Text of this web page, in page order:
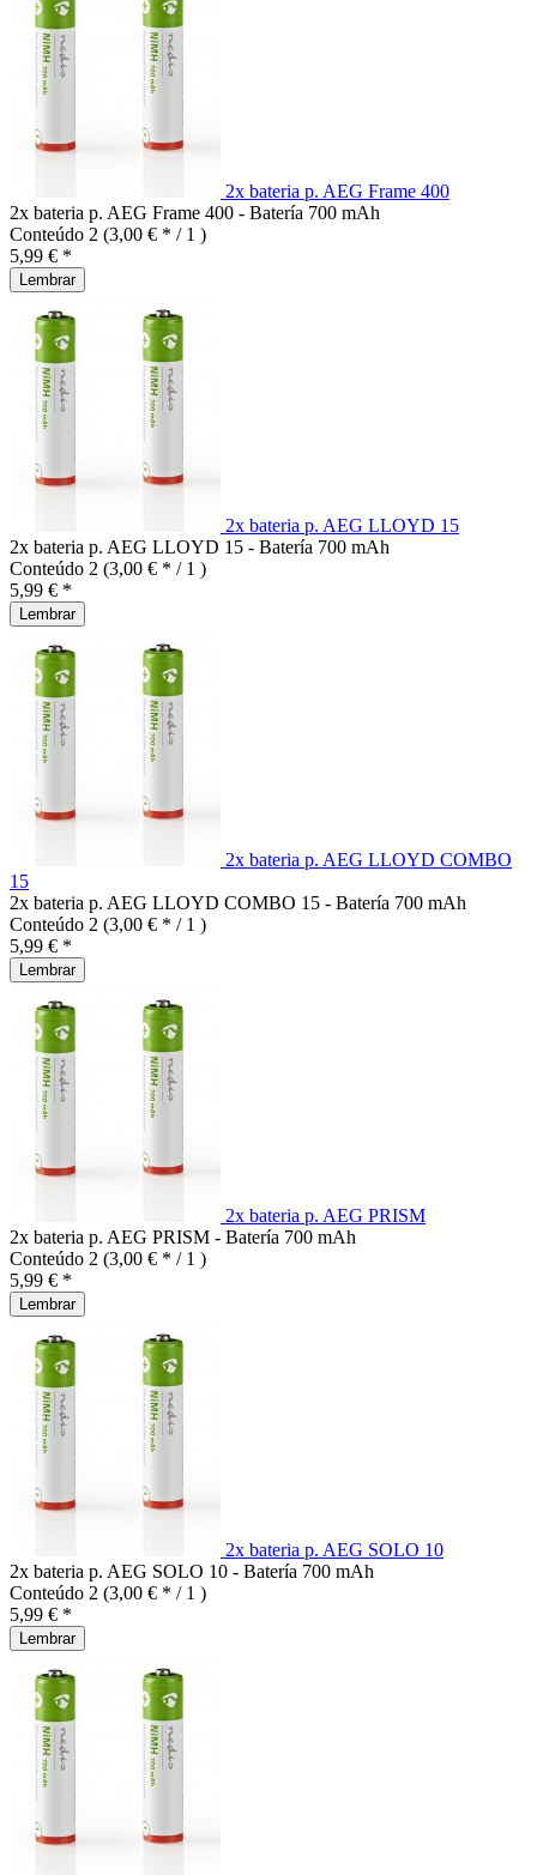
2x bateria p. AEG Frame 400
2x bateria p. AEG Frame 400 - Batería 700 mAh
Conteúdo 2 (3,00 € * / 1 )
5,99 € *
Lembrar
2x bateria p. AEG LLOYD 15
2x bateria p. AEG LLOYD 15 - Batería 700 mAh
Conteúdo 2 (3,00 € * / 1 )
5,99 € *
Lembrar
2x bateria p. AEG LLOYD COMBO
15
2x bateria p. AEG LLOYD COMBO 15 - Batería 700 mAh
Conteúdo 2 (3,00 € * / 1 )
5,99 € *
Lembrar
2x bateria p. AEG PRISM
2x bateria p. AEG PRISM - Batería 700 mAh
Conteúdo 2 (3,00 € * / 1 )
5,99 € *
Lembrar
2x bateria p. AEG SOLO 10
2x bateria p. AEG SOLO 10 - Batería 700 mAh
Conteúdo 2 (3,00 € * / 1 )
5,99 € *
Lembrar